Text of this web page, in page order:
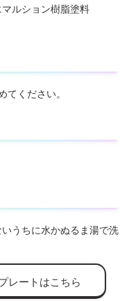
ルション樹脂塗料
てください。
うちに水かぬるま湯で洗
レートはこちら